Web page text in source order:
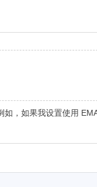
，如果我设置使用